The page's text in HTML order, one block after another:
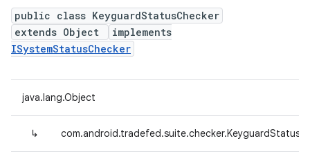
public class KeyguardStatusChecker
extends Object
implements
ISystemStatusChecker
java.lang.Object
↳